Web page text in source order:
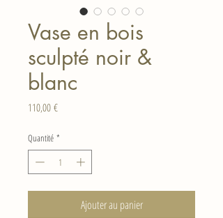
Vase en bois
sculpté noir &
blanc
110,00 €Prix
Quantité *
Ajouter au panier